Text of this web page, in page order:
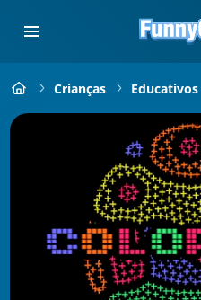
Crianças Educativos